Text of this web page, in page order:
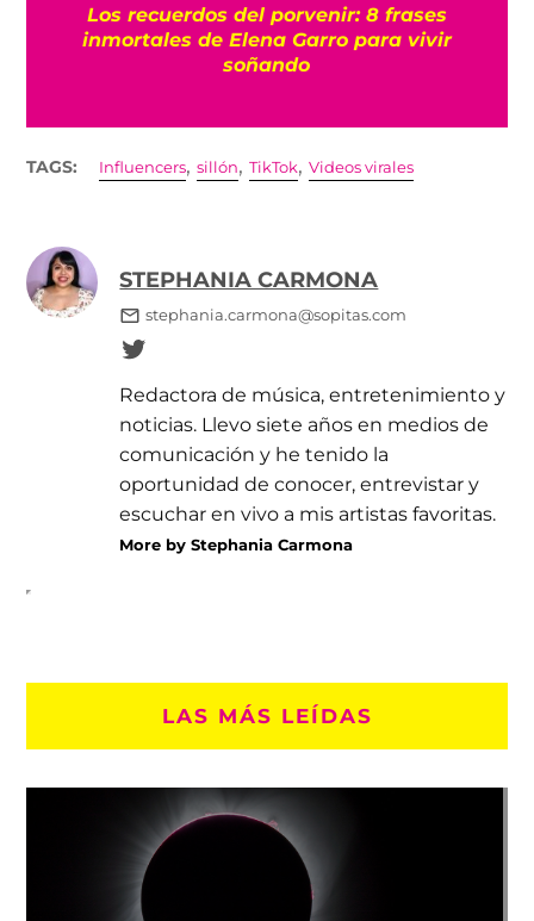
Los recuerdos del porvenir: 8 frases
inmortales de Elena Garro para vivir
soñando
TAGS: Influencers,sillón,TikTok,Videos virales
STEPHANIA CARMONA
stephania.carmona@sopitas.com
Redactora de música, entretenimiento y
noticias. Llevo siete años en medios de
comunicación y he tenido la
oportunidad de conocer, entrevistar y
escuchar en vivo a mis artistas favoritas.
More by Stephania Carmona
LAS MÁS LEÍDAS